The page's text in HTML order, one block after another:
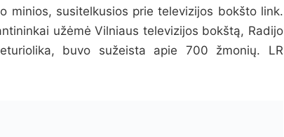
minios, susitelkusios prie televizijos bokšto link.
užėmė Vilniaus televizijos bokštą, Radijo
buvo sužeista apie 700 žmonių. LR